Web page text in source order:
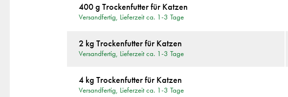
400 g Trockenfutter für Katzen
Versandfertig, Lieferzeit ca. 1-3 Tage
2 kg Trockenfutter für Katzen
Versandfertig, Lieferzeit ca. 1-3 Tage
4 kg Trockenfutter für Katzen
Versandfertig, Lieferzeit ca. 1-3 Tage